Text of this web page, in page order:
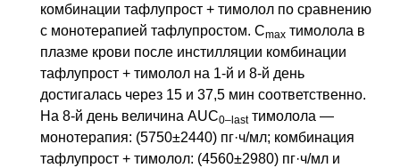
комбинации тафлупрост + тимолол по сравнению
с монотерапией тафлупростом. Cmax тимолола в
плазме крови после инстилляции комбинации
тафлупрост + тимолол на 1-й и 8-й день
достигалась через 15 и 37,5 мин соответственно.
На 8-й день величина AUC0–lastтимолола —
монотерапия: (5750±2440) пг·ч/мл; комбинация
тафлупрост + тимолол: (4560±2980) пг·ч/мл и